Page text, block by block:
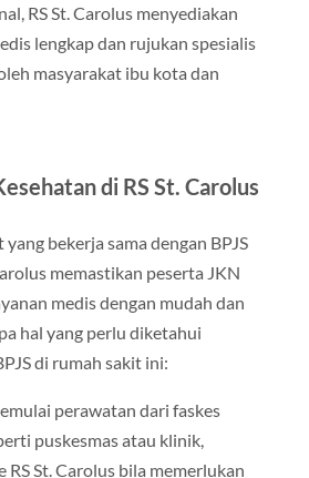
RS St. Carolus menyediakan
lengkap dan rujukan spesialis
masyarakat ibu kota dan
di RS St. Carolus
bekerja sama dengan BPJS
memastikan peserta JKN
medis dengan mudah dan
hal yang perlu diketahui
di rumah sakit ini:
perawatan dari faskes
puskesmas atau klinik,
St. Carolus bila memerlukan